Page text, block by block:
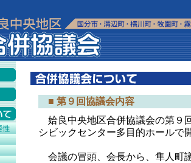
■ 第９回協議会内容
姶良中央地区合併協議会の第９
シビックセンター多目的ホールで
会議の冒頭、会長から、隼人町